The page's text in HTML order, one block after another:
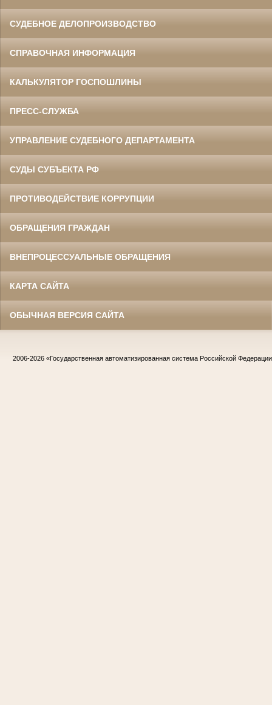
СУДЕБНОЕ ДЕЛОПРОИЗВОДСТВО
СПРАВОЧНАЯ ИНФОРМАЦИЯ
КАЛЬКУЛЯТОР ГОСПОШЛИНЫ
ПРЕСС-СЛУЖБА
УПРАВЛЕНИЕ СУДЕБНОГО ДЕПАРТАМЕНТА
СУДЫ СУБЪЕКТА РФ
ПРОТИВОДЕЙСТВИЕ КОРРУПЦИИ
ОБРАЩЕНИЯ ГРАЖДАН
ВНЕПРОЦЕССУАЛЬНЫЕ ОБРАЩЕНИЯ
КАРТА САЙТА
ОБЫЧНАЯ ВЕРСИЯ САЙТА
2006-2026 «Государственная автоматизированная система Российской